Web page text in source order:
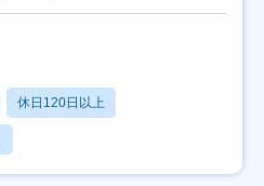
休日120日以上